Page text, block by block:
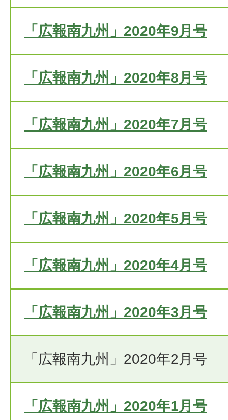
「広報南九州」2020年9月号
「広報南九州」2020年8月号
「広報南九州」2020年7月号
「広報南九州」2020年6月号
「広報南九州」2020年5月号
「広報南九州」2020年4月号
「広報南九州」2020年3月号
「広報南九州」2020年2月号
「広報南九州」2020年1月号